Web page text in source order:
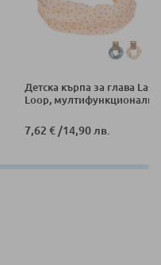
Детска кърпа за глава
Loop, мултифункционална
7,62 €/14,90 лв.